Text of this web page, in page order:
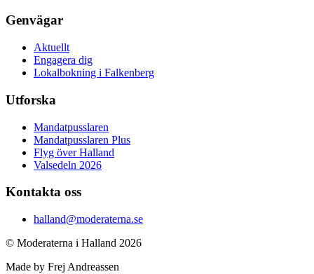
Genvägar
Aktuellt
Engagera dig
Lokalbokning i Falkenberg
Utforska
Mandatpusslaren
Mandatpusslaren Plus
Flyg över Halland
Valsedeln 2026
Kontakta oss
halland@moderaterna.se
© Moderaterna i Halland 2026
Made by Frej Andreassen